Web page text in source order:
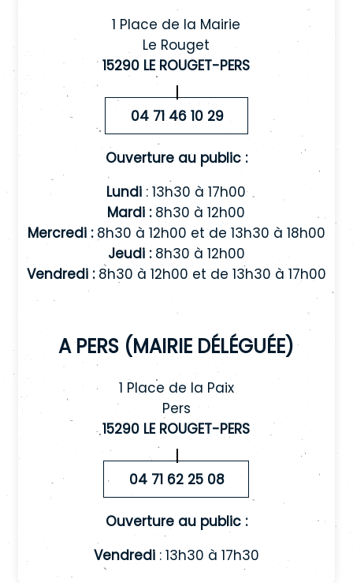
1 Place de la Mairie
Le Rouget
15290 LE ROUGET-PERS
04 71 46 10 29
Ouverture au public :
Lundi : 13h30 à 17h00
Mardi :8h30 à 12h00
Mercredi :8h30 à 12h00 et de 13h30 à 18h00
Jeudi :8h30 à 12h00
Vendredi :8h30 à 12h00 et de 13h30 à 17h00
A Pers (mairie déléguée)
1 Place de la Paix
Pers
15290 LE ROUGET-PERS
04 71 62 25 08
Ouverture au public :
Vendredi: 13h30 à 17h30